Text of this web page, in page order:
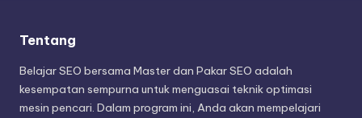
Tentang
Belajar SEO bersama Master dan Pakar SEO adalah
kesempatan sempurna untuk menguasai teknik optimasi
mesin pencari. Dalam program ini, Anda akan mempelajari